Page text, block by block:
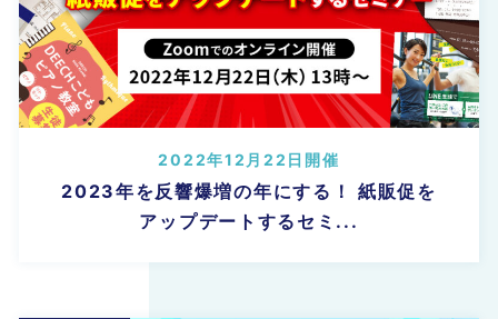
2023年を反響爆増の年にする！ 紙販促を
アップデートするセミ...
2022年12月22日開催